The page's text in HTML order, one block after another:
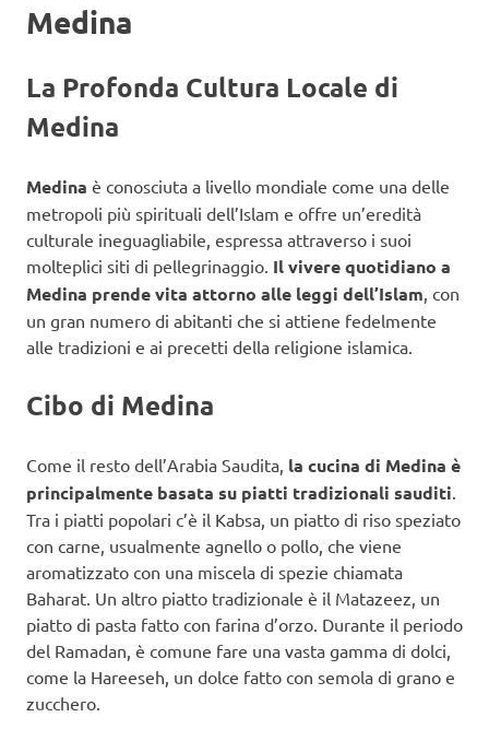
Medina
La Profonda Cultura Locale di
Medina
Medina è conosciuta a livello mondiale come una delle
metropoli più spirituali dell’Islam e offre un’eredità
culturale ineguagliabile, espressa attraverso i suoi
molteplici siti di pellegrinaggio. Il vivere quotidiano a
Medina prende vita attorno alle leggi dell’Islam, con
un gran numero di abitanti che si attiene fedelmente
alle tradizioni e ai precetti della religione islamica.
Cibo di Medina
Come il resto dell’Arabia Saudita, la cucina di Medina è
principalmente basata su piatti tradizionali sauditi.
Tra i piatti popolari c’è il Kabsa, un piatto di riso speziato
con carne, usualmente agnello o pollo, che viene
aromatizzato con una miscela di spezie chiamata
Baharat. Un altro piatto tradizionale è il Matazeez, un
piatto di pasta fatto con farina d’orzo. Durante il periodo
del Ramadan, è comune fare una vasta gamma di dolci,
come la Hareeseh, un dolce fatto con semola di grano e
zucchero.